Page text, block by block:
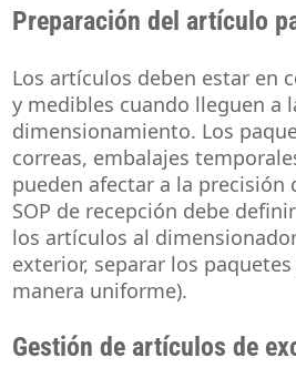
Preparación del artículo
Los artículos deben estar en
y medibles cuando lleguen a
dimensionamiento. Los
correas, embalajes
pueden afectar a la precisión
SOP de recepción debe
los artículos al
exterior, separar los
manera uniforme).
Gestión de artículos de